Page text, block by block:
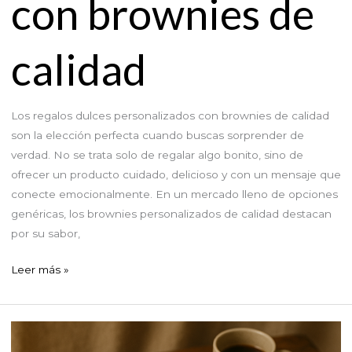
con brownies de
calidad
Los regalos dulces personalizados con brownies de calidad
son la elección perfecta cuando buscas sorprender de
verdad. No se trata solo de regalar algo bonito, sino de
ofrecer un producto cuidado, delicioso y con un mensaje que
conecte emocionalmente. En un mercado lleno de opciones
genéricas, los brownies personalizados de calidad destacan
por su sabor,
Regalos
personalizados
Leer más »